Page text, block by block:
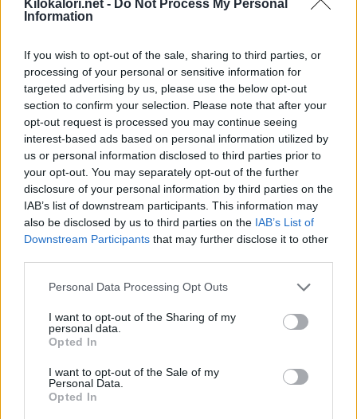
Kilokalori.net - Do Not Process My Personal
Information
If you wish to opt-out of the sale, sharing to third parties, or
processing of your personal or sensitive information for
targeted advertising by us, please use the below opt-out
section to confirm your selection. Please note that after your
opt-out request is processed you may continue seeing
interest-based ads based on personal information utilized by
us or personal information disclosed to third parties prior to
your opt-out. You may separately opt-out of the further
disclosure of your personal information by third parties on the
IAB’s list of downstream participants. This information may
also be disclosed by us to third parties on the IAB’s List of
Downstream Participants that may further disclose it to other
Personal Data Processing Opt Outs
I want to opt-out of the Sharing of my
personal data.
Opted In
I want to opt-out of the Sale of my
Personal Data.
Opted In
Haluatko seurata tarkemmin syömääsi ravintoa?Kokeile
ruokapäiväkirjaamme
Energian jakautuminen
Rasva 3 % Hiilihydraatti 46 %
Proteiini 48 % Kuitu 1 %
Sokerialkoholi 1 % Org. hapot 1 %